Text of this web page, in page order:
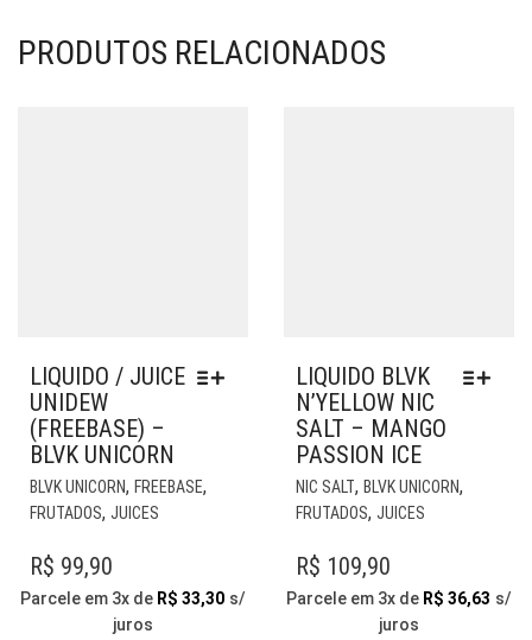
PRODUTOS RELACIONADOS
LIQUIDO / JUICE
UNIDEW
(FREEBASE) –
BLVK UNICORN
BLVK UNICORN, FREEBASE,
FRUTADOS, JUICES
PRODUTO
VARIANTES.
AS
R$ 99,90
Parcele em 3x de R$ 33,30 s/
juros
LIQUIDO BLVK
N’YELLOW NIC
SALT – MANGO
PASSION ICE
NIC SALT, BLVK UNICORN,
FRUTADOS, JUICES
AS
R$ 109,90
Parcele em 3x de R$ 36,63 s/
juros